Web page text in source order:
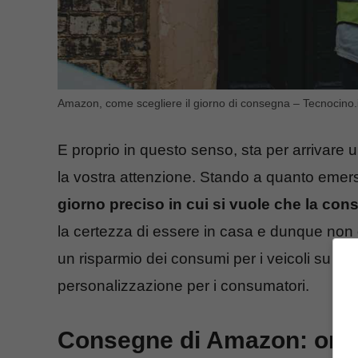
Amazon, come scegliere il giorno di consegna –
E proprio in questo senso, sta per arrivare
la vostra attenzione. Stando a quanto
giorno preciso in cui si vuole che la
la certezza di essere in casa e dunque
un risparmio dei consumi per i veicoli su
personalizzazione per i consumatori.
Consegne di Amazon: